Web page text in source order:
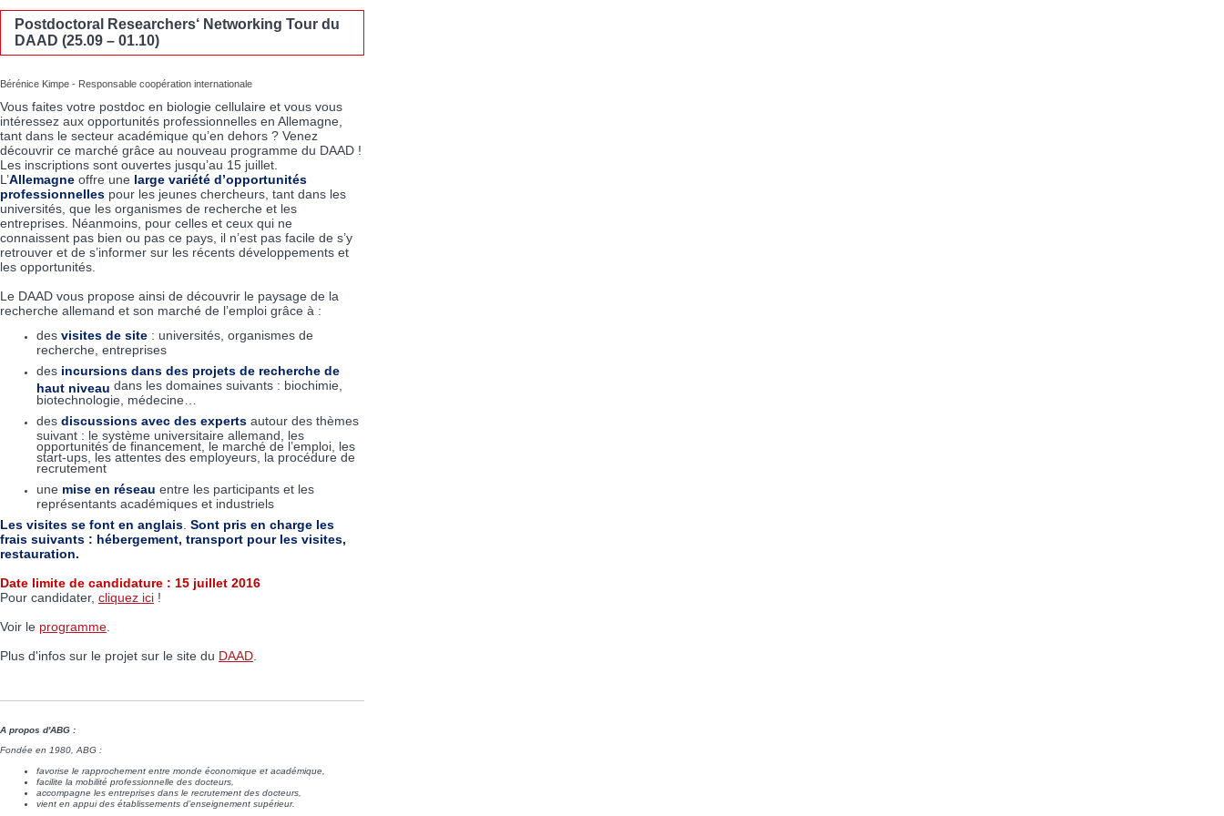
Postdoctoral Researchers‘ Networking Tour du
DAAD (25.09 – 01.10)
Bérénice Kimpe - Responsable coopération internationale
Vous faites votre postdoc en biologie cellulaire et vous vous
intéressez aux opportunités professionnelles en Allemagne,
tant dans le secteur académique qu’en dehors ? Venez
découvrir ce marché grâce au nouveau programme du DAAD !
Les inscriptions sont ouvertes jusqu’au 15 juillet.
L’Allemagne offre une large variété d’opportunités
professionnelles pour les jeunes chercheurs, tant dans les
universités, que les organismes de recherche et les
entreprises. Néanmoins, pour celles et ceux qui ne
connaissent pas bien ou pas ce pays, il n’est pas facile de s’y
retrouver et de s’informer sur les récents développements et
les opportunités.
Le DAAD vous propose ainsi de découvrir le paysage de la
recherche allemand et son marché de l’emploi grâce à :
des visites de site : universités, organismes de
recherche, entreprises
des incursions dans des projets de recherche de
haut niveau dans les domaines suivants : biochimie,
biotechnologie, médecine…
des discussions avec des experts autour des thèmes
suivant : le système universitaire allemand, les
opportunités de financement, le marché de l’emploi, les
start-ups, les attentes des employeurs, la procédure de
recrutement
une mise en réseau entre les participants et les
représentants académiques et industriels
Les visites se font en anglais Sont pris en charge les
frais suivants : hébergement, transport pour les visites,
restauration.
Date limite de candidature : 15 juillet 2016
Pour candidater, cliquez ici !
Voir le programme
Plus d'infos sur le projet sur le site du DAAD
A propos d'ABG :
Fondée en 1980, ABG :
favorise le rapprochement entre monde économique et académique,
facilite la mobilité professionnelle des docteurs,
accompagne les entreprises dans le recrutement des docteurs,
vient en appui des établissements d’enseignement supérieur.